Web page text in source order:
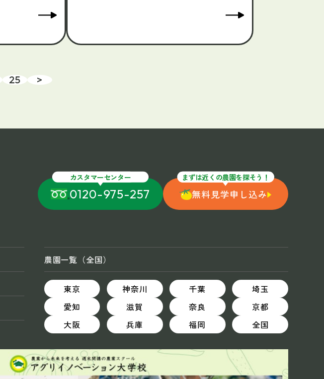
25 >
カスタマーセンター
0120-975-257
まずは近くの農園を探そう！
無料見学申し込み
農園一覧（全国）
東京 神奈川 千葉
埼玉
愛知
滋賀 奈良
京都
大阪
兵庫 福岡 全国